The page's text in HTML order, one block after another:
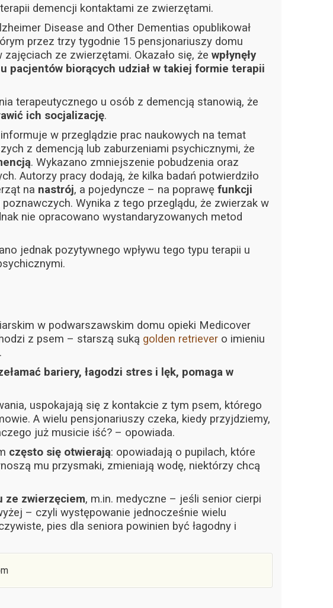
demencji kontaktami ze zwierzętami.
Disease and Other Dementias opublikował
przez trzy tygodnie 15 pensjonariuszy domu
ze zwierzętami. Okazało się, że wpłynęły
pacjentów biorących udział w takiej formie terapii
terapeutycznego u osób z demencją stanowią, że
ich socjalizację.
w przeglądzie prac naukowych na temat
z demencją lub zaburzeniami psychicznymi, że
. Wykazano zmniejszenie pobudzenia oraz
Autorzy pracy dodają, że kilka badań potwierdziło
na nastrój, a pojedyncze – na poprawę funkcji
Wynika z tego przeglądu, że zwierzak w
nie opracowano wystandaryzowanych metod
jednak pozytywnego wpływu tego typu terapii u
w podwarszawskim domu opieki Medicover
z psem – starszą suką golden retrievero imieniu
bariery, łagodzi stres i lęk, pomaga w
uspokajają się z kontakcie z tym psem, którego
A wielu pensjonariuszy czeka, kiedy przyjdziemy,
już musicie iść? – opowiada.
często się otwierają: opowiadają o pupilach, które
mu przysmaki, zmieniają wodę, niektórzy chcą
ze zwierzęciem, m.in. medyczne – jeśli senior cierpi
– czyli występowanie jednocześnie wielu
pies dla seniora powinien być łagodny i